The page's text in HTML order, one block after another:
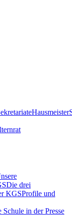
Hausmeister
Die drei
KGSProfile und
Schule in der Presse